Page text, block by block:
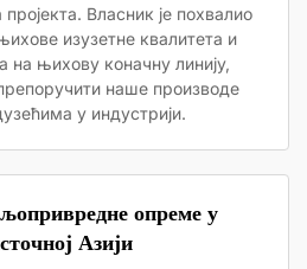
Власник је похвалио
изузетне квалитета и
на њихову коначну линију,
наше производе
у индустрији.
опреме у
Азији